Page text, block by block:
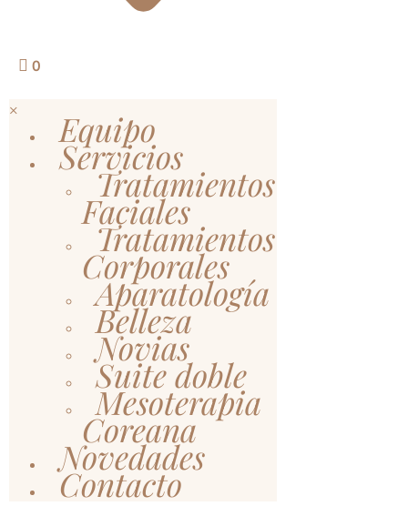
0
× Equipo
Servicios
Tratamientos
Faciales
Tratamientos
Corporales
Aparatología
Belleza
Novias
Suite doble
Mesoterapia
Coreana
Novedades
Contacto